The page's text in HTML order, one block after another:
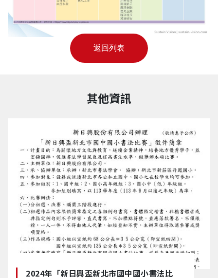
返回列表
其他資訊
2024年「新日興盃新北市國中國小書法比